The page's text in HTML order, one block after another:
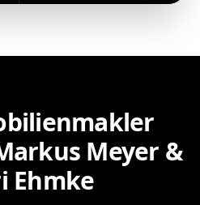
Meyer &
Ehmke